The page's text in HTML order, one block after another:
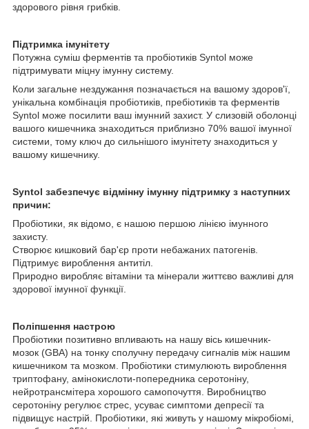
здорового рівня грибків.
Підтримка імунітету
Потужна суміш ферментів та пробіотиків Syntol може
підтримувати міцну імунну систему.
Коли загальне нездужання позначається на вашому здоров'ї,
унікальна комбінація пробіотиків, пребіотиків та ферментів
Syntol може посилити ваш імунний захист. У слизовій оболонці
вашого кишечника знаходиться приблизно 70% вашої імунної
системи, тому ключ до сильнішого імунітету знаходиться у
вашому кишечнику.
Syntol забезпечує відмінну імунну підтримку з наступних
причин:
Пробіотики, як відомо, є нашою першою лінією імунного
захисту.
Створює кишковий бар'єр проти небажаних патогенів.
Підтримує вироблення антитіл.
Природно виробляє вітаміни та мінерали життєво важливі для
здорової імунної функції.
Поліпшення настрою
Пробіотики позитивно впливають на нашу вісь кишечник-
мозок (GBA) на тонку сполучну передачу сигналів між нашим
кишечником та мозком. Пробіотики стимулюють вироблення
триптофану, амінокислоти-попередника серотоніну,
нейротрансмітера хорошого самопочуття. Виробництво
серотоніну регулює стрес, усуває симптоми депресії та
підвищує настрій. Пробіотики, які живуть у нашому мікробіомі,